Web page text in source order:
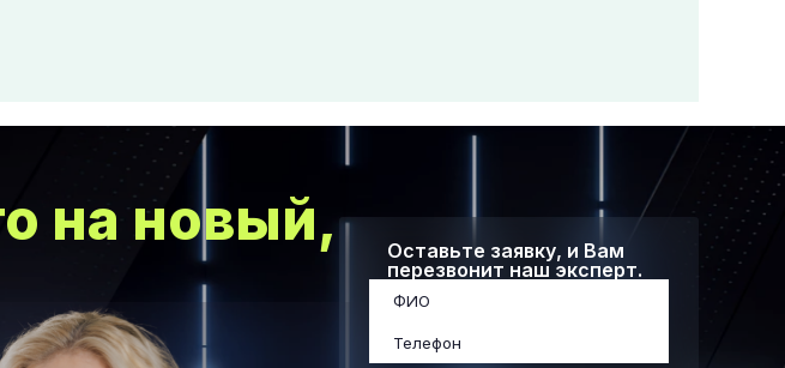
на новый,
Оставьте заявку, и Вам
перезвонит наш эксперт.